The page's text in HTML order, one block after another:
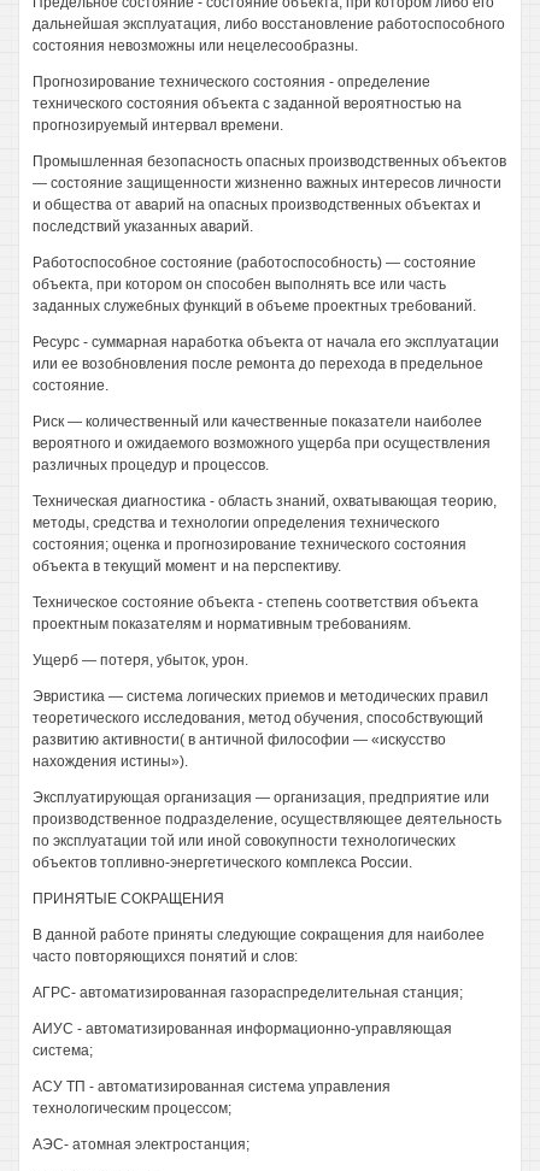
дальнейшая эксплуатация, либо восстановление работоспособного
состояния невозможны или нецелесообразны.
Прогнозирование технического состояния - определение
технического состояния объекта с заданной вероятностью на
прогнозируемый интервал времени.
Промышленная безопасность опасных производственных объектов
— состояние защищенности жизненно важных интересов личности
и общества от аварий на опасных производственных объектах и
последствий указанных аварий.
Работоспособное состояние (работоспособность) — состояние
объекта, при котором он способен выполнять все или часть
заданных служебных функций в объеме проектных требований.
Ресурс - суммарная наработка объекта от начала его эксплуатации
или ее возобновления после ремонта до перехода в предельное
состояние.
Риск — количественный или качественные показатели наиболее
вероятного и ожидаемого возможного ущерба при осуществления
различных процедур и процессов.
Техническая диагностика - область знаний, охватывающая теорию,
методы, средства и технологии определения технического
состояния; оценка и прогнозирование технического состояния
объекта в текущий момент и на перспективу.
Техническое состояние объекта - степень соответствия объекта
проектным показателям и нормативным требованиям.
Ущерб — потеря, убыток, урон.
Эвристика — система логических приемов и методических правил
теоретического исследования, метод обучения, способствующий
развитию активности( в античной философии — «искусство
нахождения истины»).
Эксплуатирующая организация — организация, предприятие или
производственное подразделение, осуществляющее деятельность
по эксплуатации той или иной совокупности технологических
объектов топливно-энергетического комплекса России.
ПРИНЯТЫЕ СОКРАЩЕНИЯ
В данной работе приняты следующие сокращения для наиболее
часто повторяющихся понятий и слов:
АГРС- автоматизированная газораспределительная станция;
АИУС - автоматизированная информационно-управляющая
система;
АСУ ТП - автоматизированная система управления
технологическим процессом;
АЭС- атомная электростанция;